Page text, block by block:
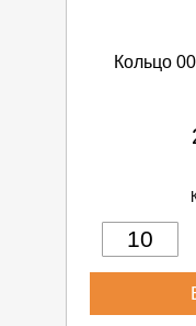
Кольцо